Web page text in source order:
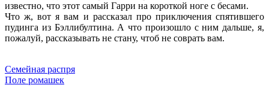
известно, что этот самый Гарри на короткой ноге с бесами.
Что ж, вот я вам и рассказал про приключения спятившего
пудинга из Бэллибултина. А что произошло с ним дальше, я,
пожалуй, рассказывать не стану, чтоб не соврать вам.
Семейная распря
Поле ромашек